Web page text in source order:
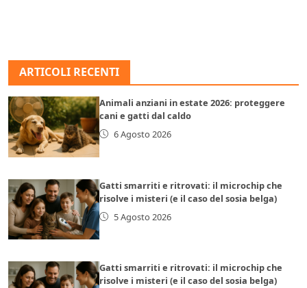
ARTICOLI RECENTI
Animali anziani in estate 2026: proteggere
cani e gatti dal caldo
6 Agosto 2026
Gatti smarriti e ritrovati: il microchip che
risolve i misteri (e il caso del sosia belga)
5 Agosto 2026
Gatti smarriti e ritrovati: il microchip che
risolve i misteri (e il caso del sosia belga)